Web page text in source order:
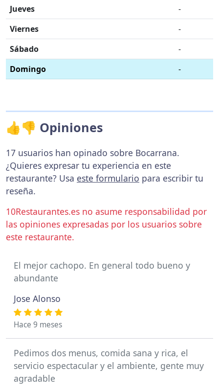
Jueves
-
Viernes
-
Sábado
-
Domingo
-
👍👎 Opiniones
17 usuarios han opinado sobre Bocarrana.
¿Quieres expresar tu experiencia en este
restaurante? Usa este formulario para escribir tu
reseña.
10Restaurantes.es no asume responsabilidad por
las opiniones expresadas por los usuarios sobre
este restaurante.
El mejor cachopo. En general todo bueno y
abundante
Jose Alonso
Hace 9 meses
Pedimos dos menus, comida sana y rica, el
servicio espectacular y el ambiente, gente muy
agradable